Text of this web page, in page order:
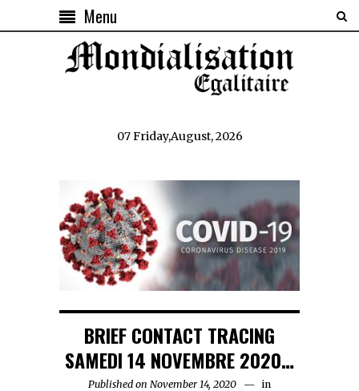
Menu
07 Friday,August, 2026
BRIEF CONTACT TRACING
SAMEDI 14 NOVEMBRE 2020…
Published on November 14, 2020 November
in